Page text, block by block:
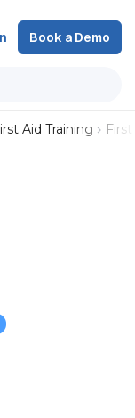
Book a Demo
Aid Training
Primo